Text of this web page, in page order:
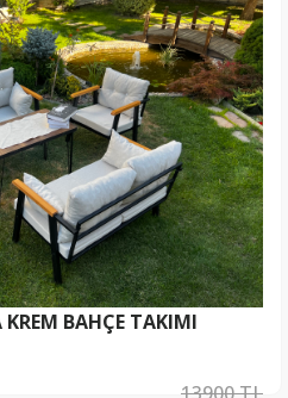
BAHÇE TAKIMI